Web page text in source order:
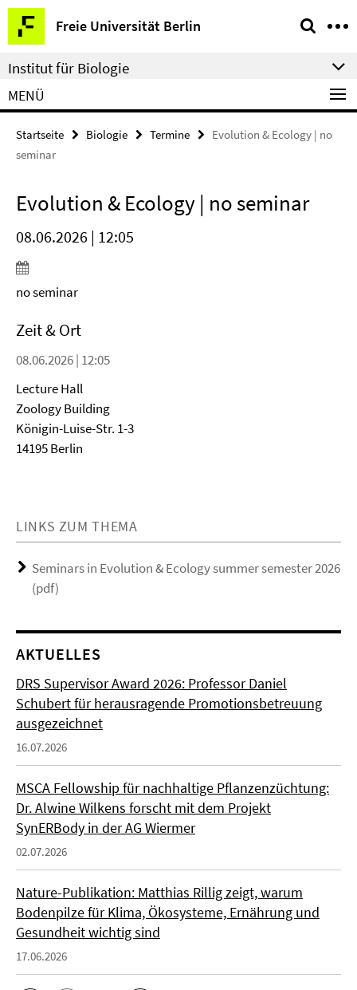
Springe
direkt
zu
Inhalt
Freie Universität Berlin
Service-
Navigation
Institut für Biologie
MENÜ
Startseite Biologie Termine
Evolution & Ecology | no
seminar
Evolution & Ecology | no seminar
08.06.2026 | 12:05
no seminar
Zeit & Ort
08.06.2026 | 12:05
Lecture Hall
Zoology Building
Königin-Luise-Str. 1-3
14195 Berlin
LINKS ZUM THEMA
Seminars in Evolution & Ecology summer semester 2026
(pdf)
AKTUELLES
DRS Supervisor Award 2026: Professor Daniel
Schubert für herausragende Promotionsbetreuung
ausgezeichnet
16.07.2026
MSCA Fellowship für nachhaltige Pflanzenzüchtung:
Dr. Alwine Wilkens forscht mit dem Projekt
SynERBody in der AG Wiermer
02.07.2026
Nature-Publikation: Matthias Rillig zeigt, warum
Bodenpilze für Klima, Ökosysteme, Ernährung und
Gesundheit wichtig sind
17.06.2026